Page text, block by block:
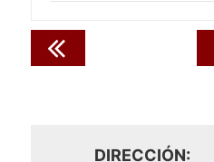
DIRECCIÓN: